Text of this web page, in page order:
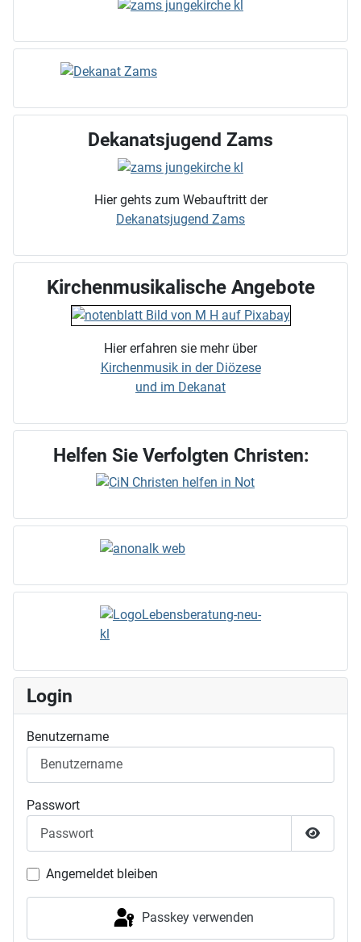
Dekanatsjugend Zams
Hier gehts zum Webauftritt der
Dekanatsjugend Zams
Kirchenmusikalische Angebote
Hier erfahren sie mehr über
Kirchenmusik in der Diözese
und im Dekanat
Helfen Sie Verfolgten Christen:
Login
Benutzername
Passwort
Angemeldet bleiben
Passkey verwenden